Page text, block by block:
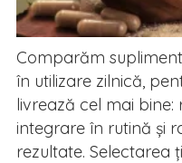
Comparăm
în utilizare zilnică,
livrează cel mai bine:
integrare în rutină și
rezultate. Selectarea